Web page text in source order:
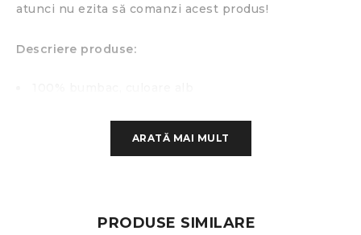
atunci nu ezita să comanzi acest produs!
Descriere produse:
greutate 650 gr/mp ±5%, model grecesc
ARATĂ MAI MULT
PRODUSE SIMILARE